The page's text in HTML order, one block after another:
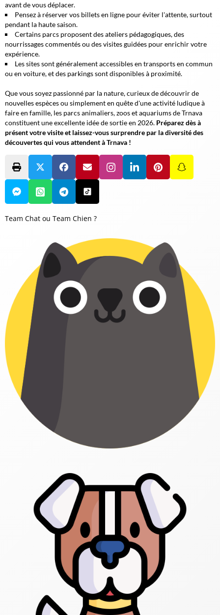
avant de vous déplacer.
Pensez à réserver vos billets en ligne pour éviter l'attente, surtout
pendant la haute saison.
Certains parcs proposent des ateliers pédagogiques, des
nourrissages commentés ou des visites guidées pour enrichir votre
expérience.
Les sites sont généralement accessibles en transports en commun
ou en voiture, et des parkings sont disponibles à proximité.
Que vous soyez passionné par la nature, curieux de découvrir de
nouvelles espèces ou simplement en quête d'une activité ludique à
faire en famille, les parcs animaliers, zoos et aquariums de Trnava
constituent une excellente idée de sortie en 2026. Préparez dès à
présent votre visite et laissez-vous surprendre par la diversité des
découvertes qui vous attendent à Trnava !
Team Chat ou Team Chien ?